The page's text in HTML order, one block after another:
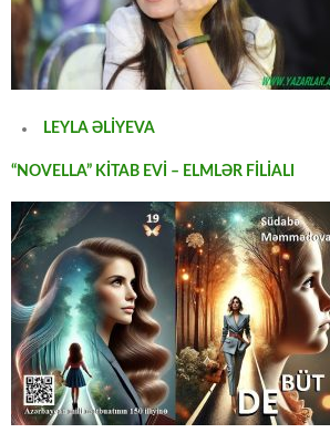
LEYLA ƏLİYEVA
“NOVELLA” KİTAB EVİ – ELMLƏR FİLİALI